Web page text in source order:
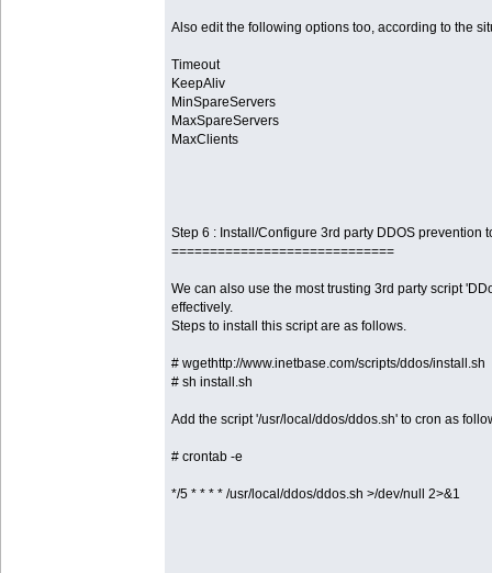
Also edit the following options too, according to the
Timeout
KeepAliv
MinSpareServers
MaxSpareServers
MaxClients
Step 6 : Install/Configure 3rd party DDOS prevention
=============================
We can also use the most trusting 3rd party script
effectively.
Steps to install this script are as follows.
# wgethttp://www.inetbase.com/scripts/ddos/install.sh
# sh install.sh
Add the script '/usr/local/ddos/ddos.sh' to cron as
# crontab -e
*/5 * * * * /usr/local/ddos/ddos.sh >/dev/null 2>&1